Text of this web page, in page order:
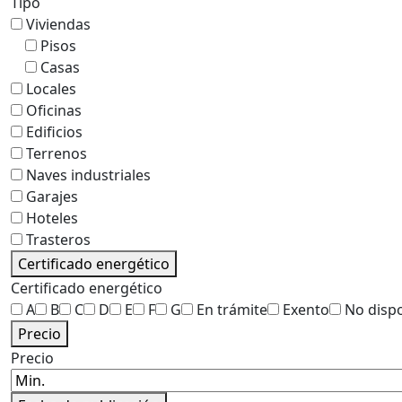
Viviendas
Pisos
Casas
Locales
Oficinas
Edificios
Terrenos
Naves industriales
Garajes
Hoteles
Trasteros
Certificado energético
Certificado energético
A
B C D E F G En trámite Exento
No
Precio
Precio